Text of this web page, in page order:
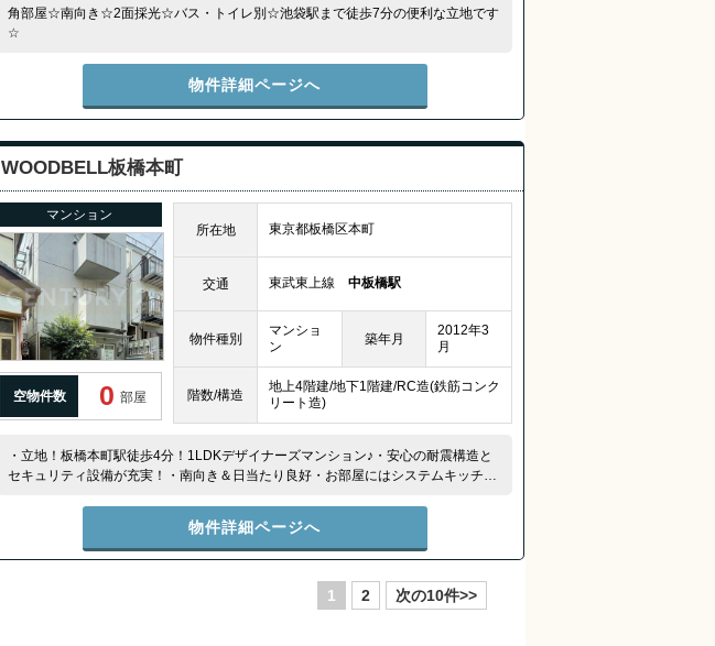
角部屋☆南向き☆2面採光☆バス・トイレ別☆池袋駅まで徒歩7分の便利な立地です
☆
物件詳細ページへ
WOODBELL板橋本町
マンション
空物件数 0 部屋
所在地 東京都板橋区本町
交通 東武東上線中板橋駅
物件種別
マンショ
ン
築年月
2012年3
月
階数/構造
地上4階建/地下1階建/RC造(鉄筋コンク
リート造)
・立地！板橋本町駅徒歩4分！1LDKデザイナーズマンション♪・安心の耐震構造と
セキュリティ設備が充実！・南向き＆日当たり良好・お部屋にはシステムキッチン
物件詳細ページへ
1 2 次の10件>>